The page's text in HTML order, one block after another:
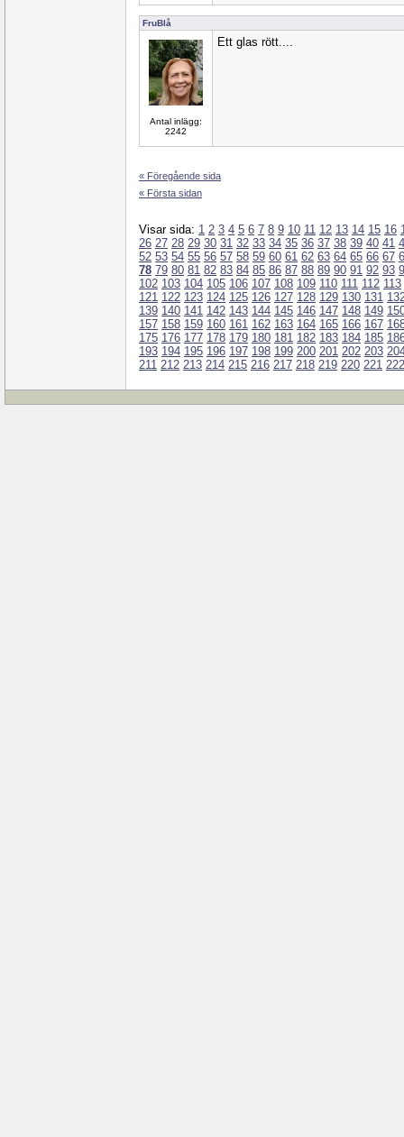
FruBlå
Antal inlägg:
2242
Ett glas rött....
« Föregående sida
« Första sidan
Visar sida: 1 2 3 4 5 6 7 8 9 10 11 12 13 14 15 16
26 27 28 29 30 31 32 33 34 35 36 37 38 39 40 41
52 53 54 55 56 57 58 59 60 61 62 63 64 65 66 67
78 79 80 81 82 83 84 85 86 87 88 89 90 91 92 93
102 103 104 105 106 107 108 109 110 111 112 113
121 122 123 124 125 126 127 128 129 130 131
139 140 141 142 143 144 145 146 147 148 149
157 158 159 160 161 162 163 164 165 166 167
175 176 177 178 179 180 181 182 183 184 185
193 194 195 196 197 198 199 200 201 202 203
211 212 213 214 215 216 217 218 219 220 221 222